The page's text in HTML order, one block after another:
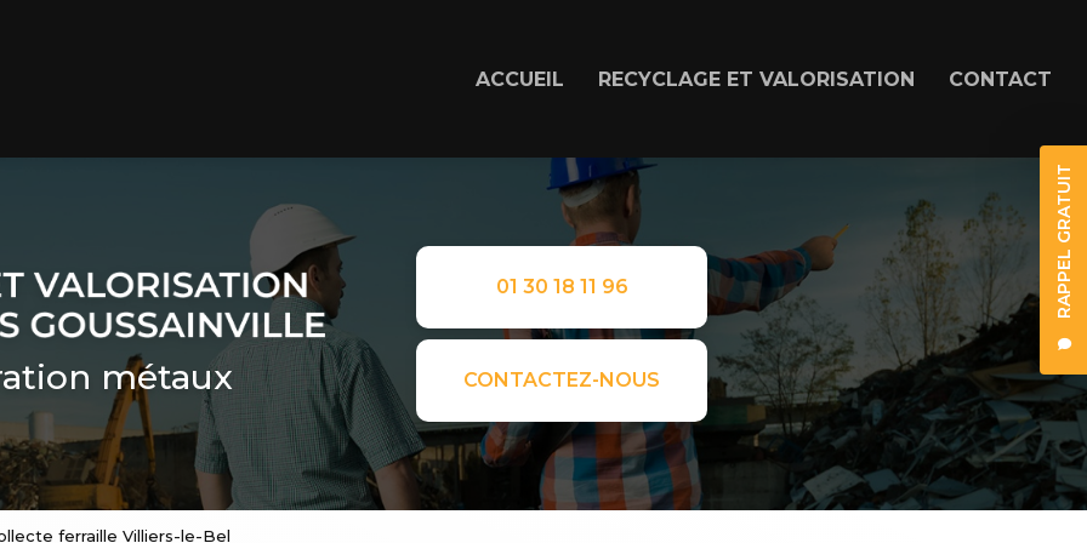
RAPPEL GRATUIT
ACCUEIL RECYCLAGE ET VALORISATION CONTACT
métaux
01 30 18 11 96
CONTACTEZ-NOUS
ferraille Villiers-le-Bel